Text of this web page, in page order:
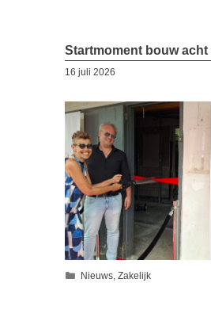
Startmoment bouw
16 juli 2026
Categorieën
Nieuws ,Zakelijk